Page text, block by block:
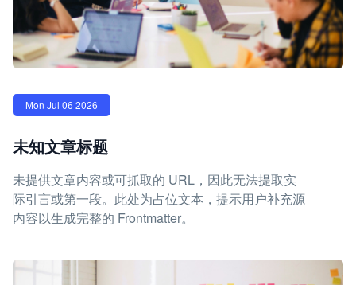
Mon Jul 06 2026
未知文章标题
未提供文章内容或可抓取的 URL，因此无法提取实
际引言或第一段。此处为占位文本，提示用户补充源
内容以生成完整的 Frontmatter。